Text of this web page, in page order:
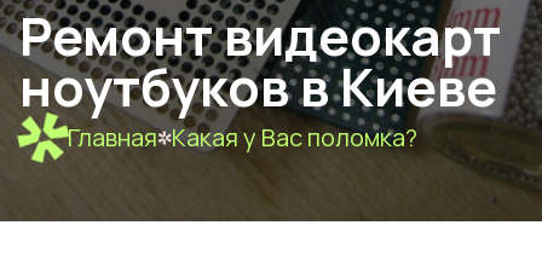
Ремонт видеокарт
ноутбуков в Киеве
Главная Какая у Вас поломка?